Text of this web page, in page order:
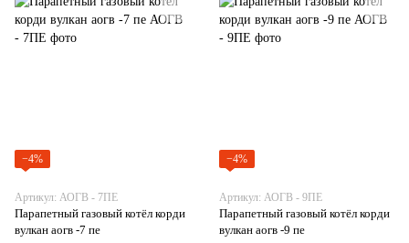
−4%
Артикул: АОГВ - 7ПЕ
Парапетный газовый котёл корди
вулкан аогв -7 пе
−4%
Артикул: АОГВ - 9ПЕ
Парапетный газовый котёл корди
вулкан аогв -9 пе